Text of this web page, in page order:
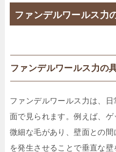
ファンデルワールス力
ファンデルワールス力の
ファンデルワールス力は、
面で見られます。例えば、
微細な毛があり、壁面との
を発生させることで垂直な壁